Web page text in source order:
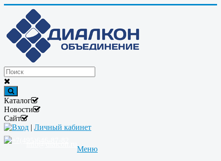
Каталог
Новости
Сайт
Вход | Личный кабинет
Меню